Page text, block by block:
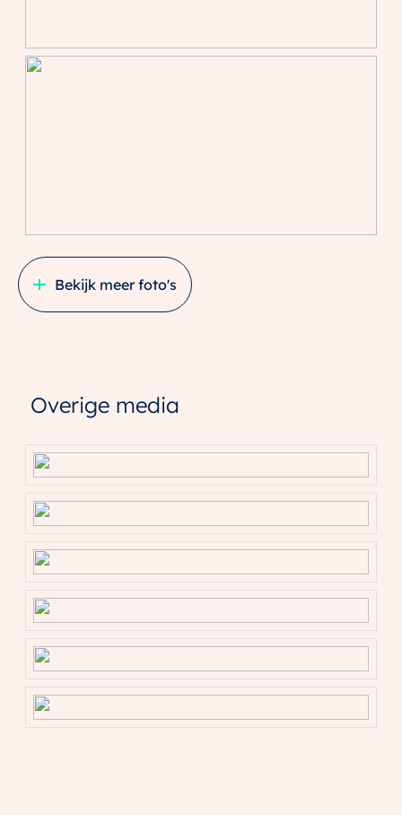
Bekijk meer foto's
Overige media